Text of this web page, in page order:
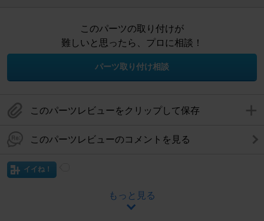
このパーツの取り付けが
難しいと思ったら、プロに相談！
パーツ取り付け相談
このパーツレビューをクリップして保存
このパーツレビューのコメントを見る
イイね！
もっと見る